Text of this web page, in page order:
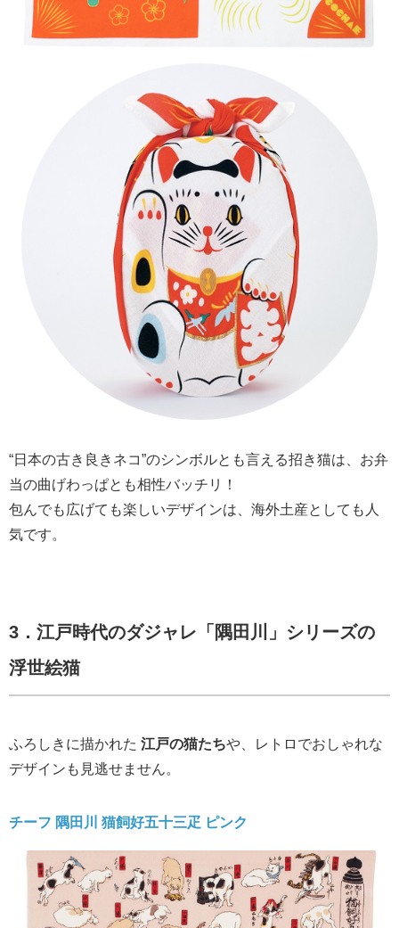
“日本の古き良きネコ”のシンボルとも言える招き猫は、お弁
当の曲げわっぱとも相性バッチリ！
包んでも広げても楽しいデザインは、海外土産としても人
気です。
3．江戸時代のダジャレ「隅田川」シリーズの
浮世絵猫
ふろしきに描かれた 江戸の猫たちや、レトロでおしゃれな
デザインも見逃せません。
チーフ 隅田川 猫飼好五十三疋 ピンク